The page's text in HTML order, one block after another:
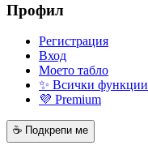
Профил
Регистрация
Вход
Моето табло
✨ Всички функции
💜 Premium
☕ Подкрепи ме